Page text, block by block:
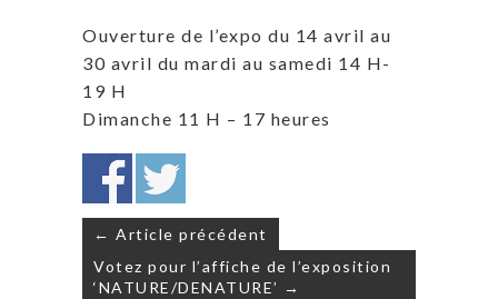
Ouverture de l’expo du 14 avril au
30 avril du mardi au samedi 14 H-
19 H
Dimanche 11 H – 17 heures
Navigation
l’article
← Article précédent
Votez pour l’affiche de l’exposition
‘NATURE/DENATURE’ →